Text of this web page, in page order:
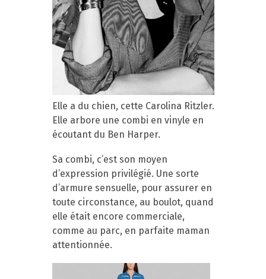
Elle a du chien, cette Carolina Ritzler.
Elle arbore une combi en vinyle en
écoutant du Ben Harper.
Sa combi, c’est son moyen
d’expression privilégié. Une sorte
d’armure sensuelle, pour assurer en
toute circonstance, au boulot, quand
elle était encore commerciale,
comme au parc, en parfaite maman
attentionnée.